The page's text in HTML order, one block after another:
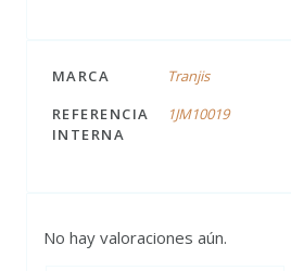
MARCA
Tranjis
REFERENCIA
INTERNA
1JM10019
No hay valoraciones aún.